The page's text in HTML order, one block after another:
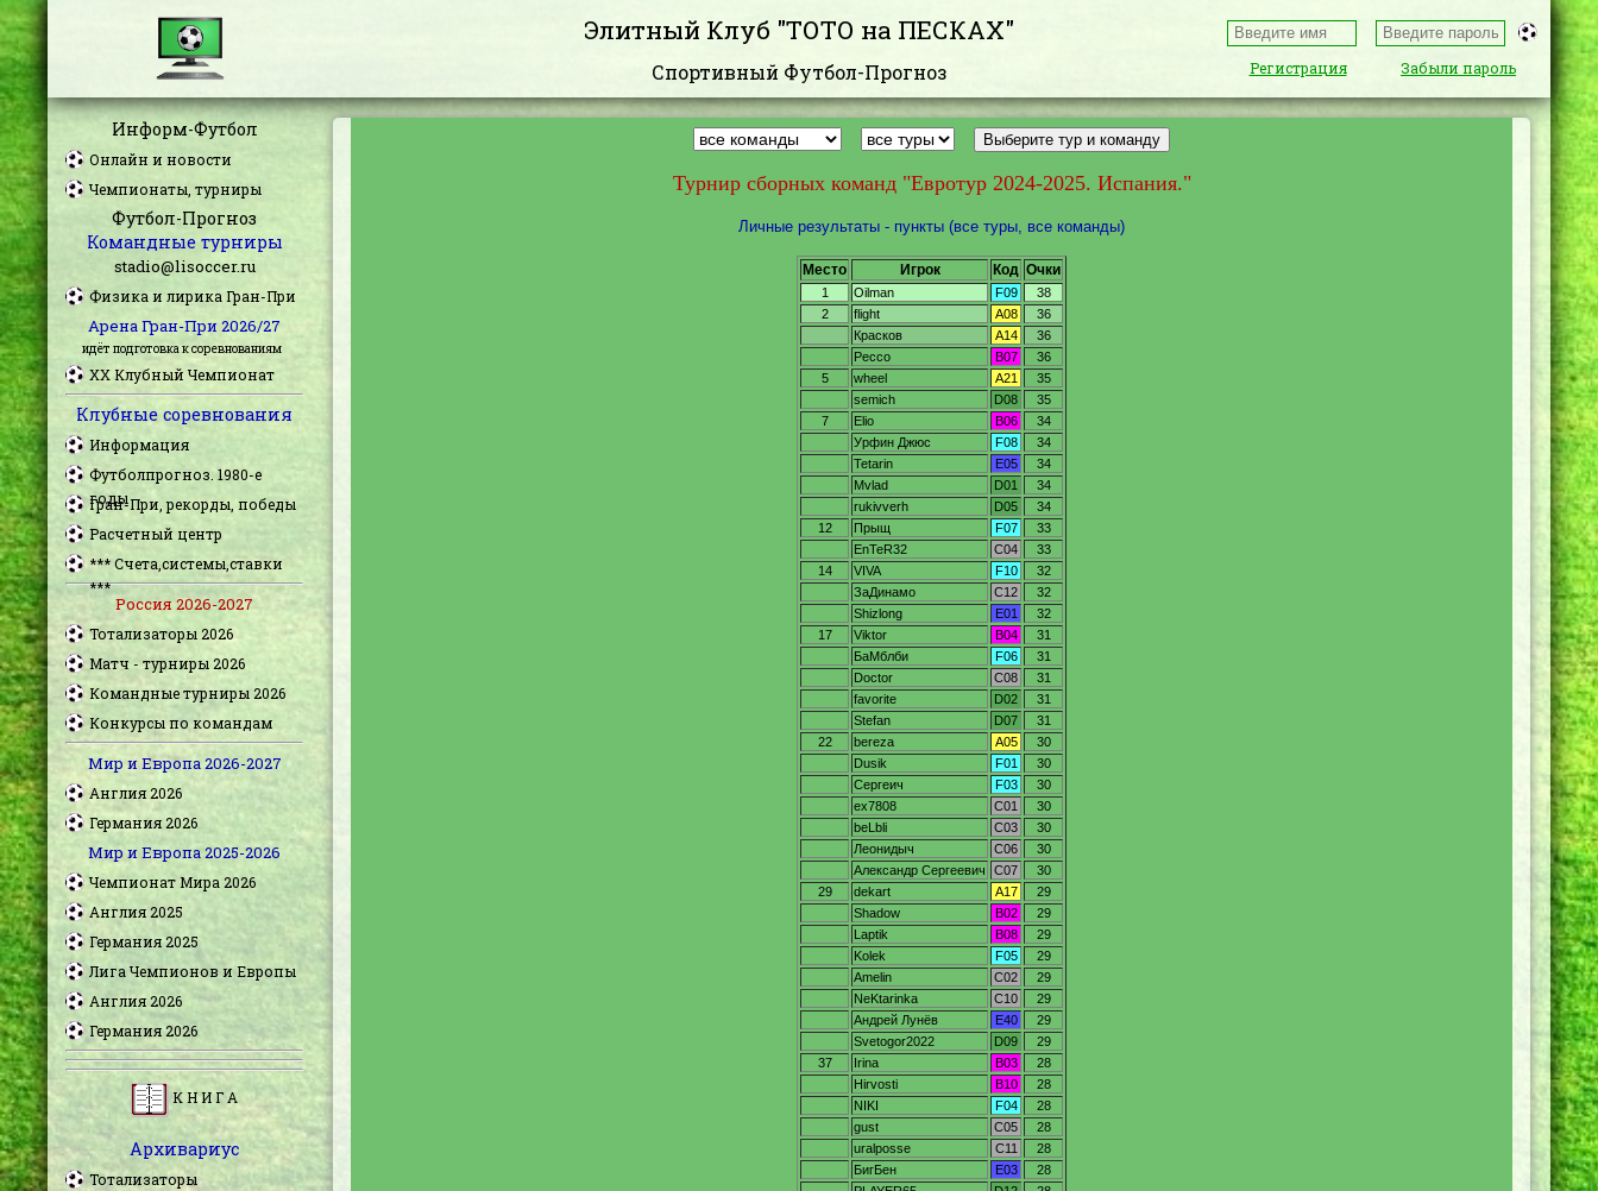
Регистрация Забыли пароль
Элитный Клуб "ТОТО на ПЕСКАХ"
Спортивный Футбол-Прогноз
Информ-Футбол
Онлайн и новости
Чемпионаты, турниры
Футбол-Прогноз
Командные турниры
stadio@lisoccer.ru
Физика и лирика Гран-При
Арена Гран-При 2026/27
идёт подготовка к соревнованиям
XX Клубный Чемпионат
Клубные соревнования
Информация
Футболпрогноз. 1980-е
годы
Гран-При, рекорды, победы
Расчетный центр
*** Счета,системы,ставки
***
Россия 2026-2027
Тотализаторы 2026
Матч - турниры 2026
Командные турниры 2026
Конкурсы по командам
Мир и Европа 2026-2027
Англия 2026
Германия 2026
Мир и Европа 2025-2026
Чемпионат Мира 2026
Англия 2025
Германия 2025
Лига Чемпионов и Европы
Англия 2026
Германия 2026
К Н И Г А
Архивариус
Тотализаторы